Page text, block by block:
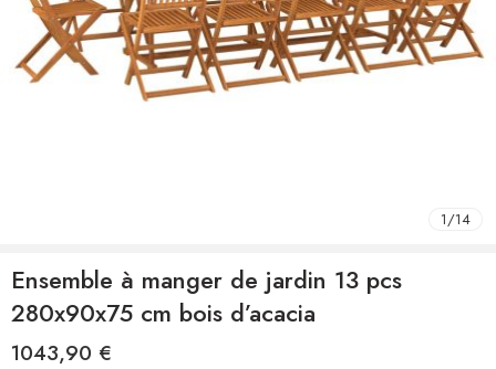
1/14
Ensemble à manger de jardin 13 pcs
280x90x75 cm bois d’acacia
1043,90 €